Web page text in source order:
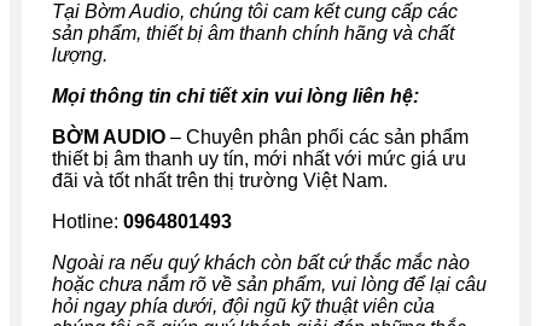
Tại Bờm Audio, chúng tôi cam kết cung cấp các
sản phẩm, thiết bị âm thanh chính hãng và chất
lượng.
Mọi thông tin chi tiết xin vui lòng liên hệ:
BỜM AUDIO – Chuyên phân phối các sản phẩm
thiết bị âm thanh uy tín, mới nhất với mức giá ưu
đãi và tốt nhất trên thị trường Việt Nam.
Hotline: 0964801493
Ngoài ra nếu quý khách còn bất cứ thắc mắc nào
hoặc chưa nắm rõ về sản phẩm, vui lòng để lại câu
hỏi ngay phía dưới, đội ngũ kỹ thuật viên của